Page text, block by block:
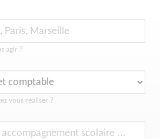
agir ?
vous réaliser ?